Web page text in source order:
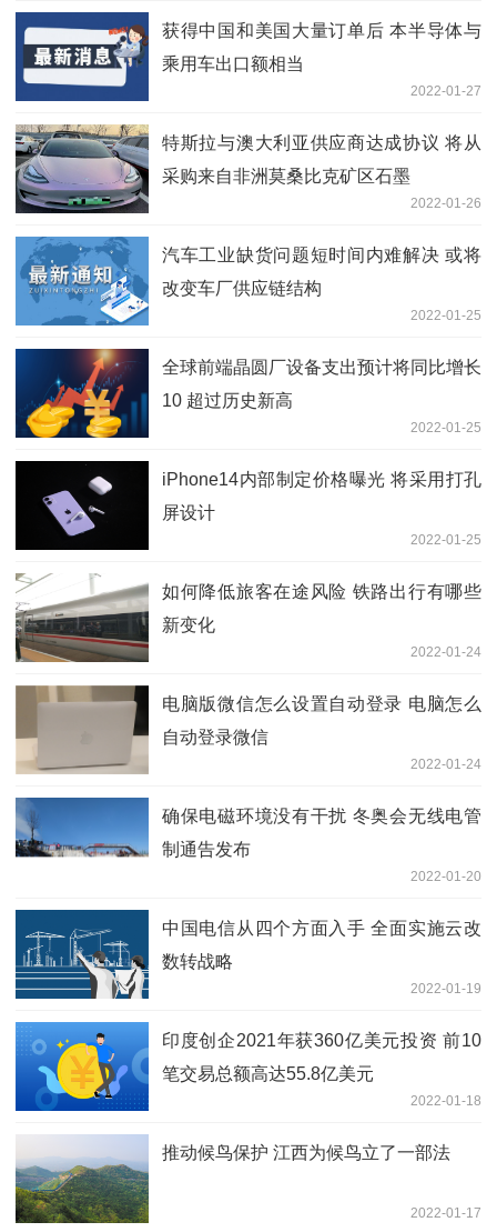
获得中国和美国大量订单后 本半导体与
乘用车出口额相当
2022-01-27
特斯拉与澳大利亚供应商达成协议 将从
采购来自非洲莫桑比克矿区石墨
2022-01-26
汽车工业缺货问题短时间内难解决 或将
改变车厂供应链结构
2022-01-25
全球前端晶圆厂设备支出预计将同比增长
10 超过历史新高
2022-01-25
iPhone14内部制定价格曝光 将采用打孔
屏设计
2022-01-25
如何降低旅客在途风险 铁路出行有哪些
新变化
2022-01-24
电脑版微信怎么设置自动登录 电脑怎么
自动登录微信
2022-01-24
确保电磁环境没有干扰 冬奥会无线电管
制通告发布
2022-01-20
中国电信从四个方面入手 全面实施云改
数转战略
2022-01-19
印度创企2021年获360亿美元投资 前10
笔交易总额高达55.8亿美元
2022-01-18
推动候鸟保护 江西为候鸟立了一部法
2022-01-17